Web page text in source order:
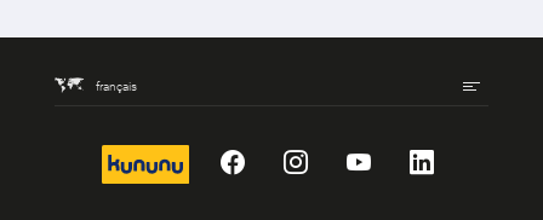
français
kununu FacebookInstagram
YouTubeLinkedIn